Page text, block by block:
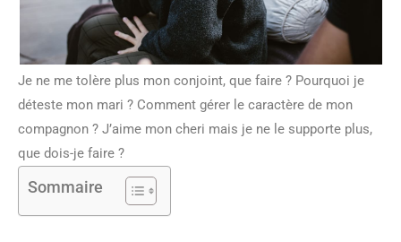
Je ne me tolère plus mon conjoint, que faire ? Pourquoi je
déteste mon mari ? Comment gérer le caractère de mon
compagnon ? J’aime mon cheri mais je ne le supporte plus,
que dois-je faire ?
Sommaire